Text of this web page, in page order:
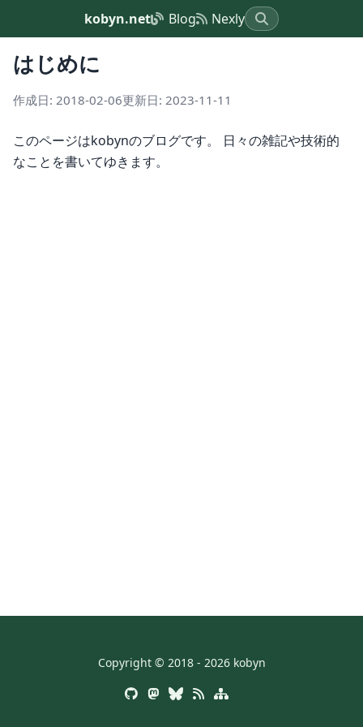
kobyn.net Blog Nexly
はじめに
作成日: 2018-02-06更新日: 2023-11-11
このページはkobynのブログです。 日々の雑記や技術的
なことを書いてゆきます。
Copyright © 2018 - 2026 kobyn